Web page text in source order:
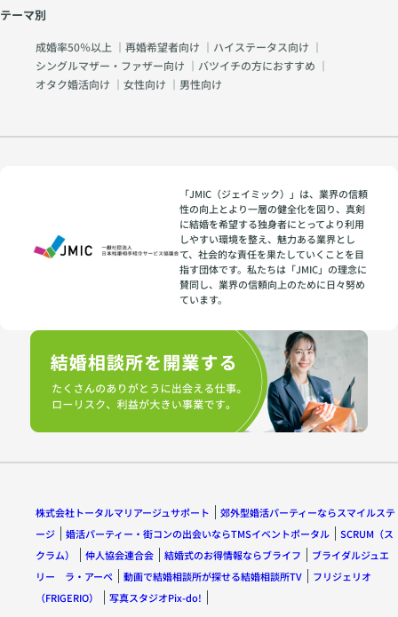
テーマ別
成婚率50％以上 ｜ 再婚希望者向け ｜ ハイステータス向け ｜
シングルマザー・ファザー向け ｜ バツイチの方におすすめ ｜
オタク婚活向け ｜ 女性向け ｜ 男性向け
「JMIC（ジェイミック）」は、業界の信頼
性の向上とより一層の健全化を図り、真剣
に結婚を希望する独身者にとってより利用
しやすい環境を整え、魅力ある業界とし
て、社会的な責任を果たしていくことを目
指す団体です。私たちは「JMIC」の理念に
賛同し、業界の信頼向上のために日々努め
ています。
株式会社トータルマリアージュサポート
郊外型婚活パーティーならスマイルステ
ージ
婚活パーティー・街コンの出会いならTMSイベントポータル
SCRUM（ス
クラム）
仲人協会連合会 結婚式のお得情報ならブライフ
ブライダルジュエ
リー ラ・アーペ
動画で結婚相談所が探せる結婚相談所TV
フリジェリオ
（FRIGERIO）
写真スタジオPix-do!